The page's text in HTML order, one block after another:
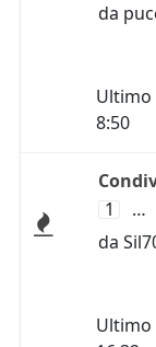
da
Ultimo
8:50
1
…
da
Ultimo